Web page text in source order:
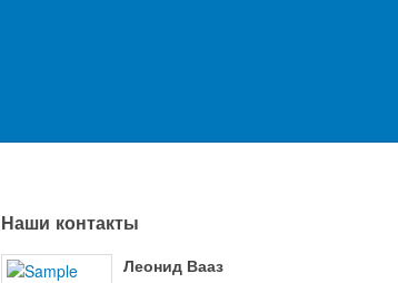
Наши контакты
Леонид Вааз